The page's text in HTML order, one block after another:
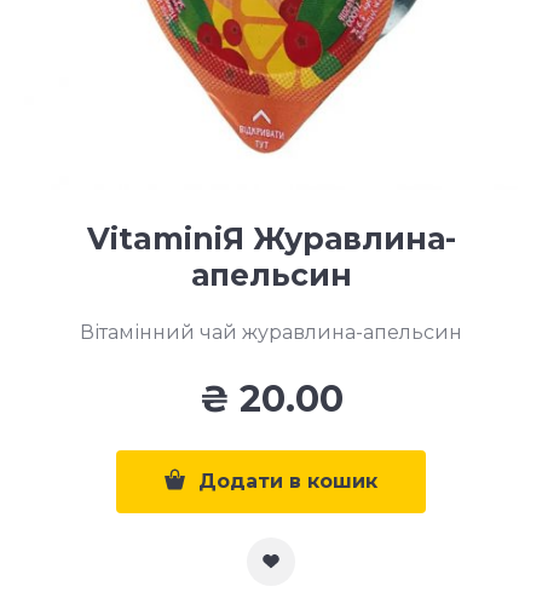
VitaminiЯ Журавлина-
апельсин
Вітамінний чай журавлина-апельсин
₴ 20.00
Додати в кошик